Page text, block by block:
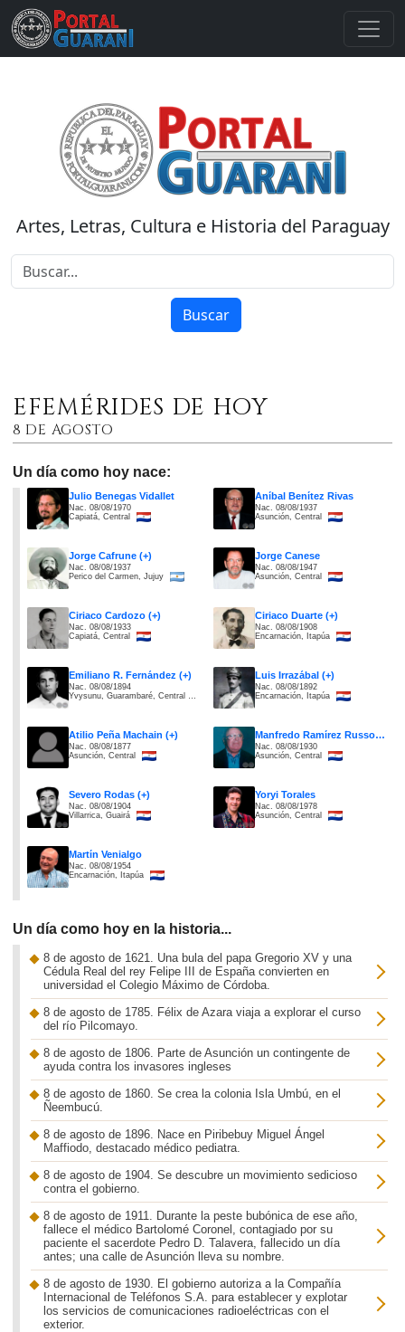
Artes, Letras, Cultura e Historia del Paraguay
Buscar
EFEMÉRIDES DE HOY
8 DE AGOSTO
Un día como hoy nace:
Julio Benegas Vidallet
Nac. 08/08/1970
Capiatá, Central
Aníbal Benítez Rivas
Nac. 08/08/1937
Asunción, Central
Jorge Cafrune (+)
Nac. 08/08/1937
Perico del Carmen, Jujuy
Jorge Canese
Nac. 08/08/1947
Asunción, Central
Ciriaco Cardozo (+)
Nac. 08/08/1933
Capiatá, Central
Ciriaco Duarte (+)
Nac. 08/08/1908
Encarnación, Itapúa
Emiliano R. Fernández (+)
Nac. 08/08/1894
Yvysunu, Guarambaré, Central
Luis Irrazábal (+)
Nac. 08/08/1892
Encarnación, Itapúa
Atilio Peña Machain (+)
Nac. 08/08/1877
Asunción, Central
Manfredo Ramírez Russo (+)
Nac. 08/08/1930
Asunción, Central
Severo Rodas (+)
Nac. 08/08/1904
Villarrica, Guairá
Yoryi Torales
Nac. 08/08/1978
Asunción, Central
Martín Venialgo
Nac. 08/08/1954
Encarnación, Itapúa
Un día como hoy en la historia...
8 de agosto de 1621. Una bula del papa Gregorio XV y una
Cédula Real del rey Felipe III de España convierten en
universidad el Colegio Máximo de Córdoba.
8 de agosto de 1785. Félix de Azara viaja a explorar el curso
del río Pilcomayo.
8 de agosto de 1806. Parte de Asunción un contingente de
ayuda contra los invasores ingleses
8 de agosto de 1860. Se crea la colonia Isla Umbú, en el
Ñeembucú.
8 de agosto de 1896. Nace en Piribebuy Miguel Ángel
Maffiodo, destacado médico pediatra.
8 de agosto de 1904. Se descubre un movimiento sedicioso
contra el gobierno.
8 de agosto de 1911. Durante la peste bubónica de ese año,
fallece el médico Bartolomé Coronel, contagiado por su
paciente el sacerdote Pedro D. Talavera, fallecido un día
antes; una calle de Asunción lleva su nombre.
8 de agosto de 1930. El gobierno autoriza a la Compañía
Internacional de Teléfonos S.A. para establecer y explotar
los servicios de comunicaciones radioeléctricas con el
exterior.